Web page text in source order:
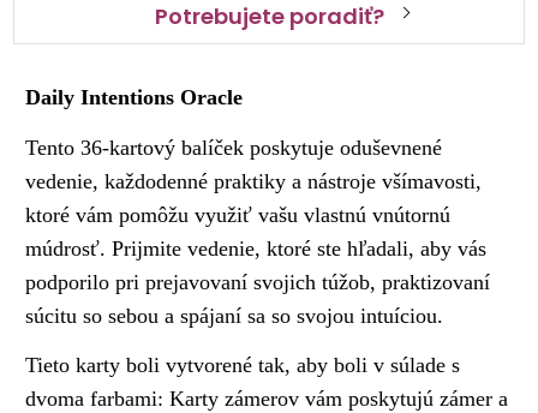
Potrebujete poradiť?
Daily Intentions Oracle
Tento 36-kartový balíček poskytuje oduševnené
vedenie, každodenné praktiky a nástroje všímavosti,
ktoré vám pomôžu využiť vašu vlastnú vnútornú
múdrosť. Prijmite vedenie, ktoré ste hľadali, aby vás
podporilo pri prejavovaní svojich túžob, praktizovaní
súcitu so sebou a spájaní sa so svojou intuíciou.
Tieto karty boli vytvorené tak, aby boli v súlade s
dvoma farbami: Karty zámerov vám poskytujú zámer a